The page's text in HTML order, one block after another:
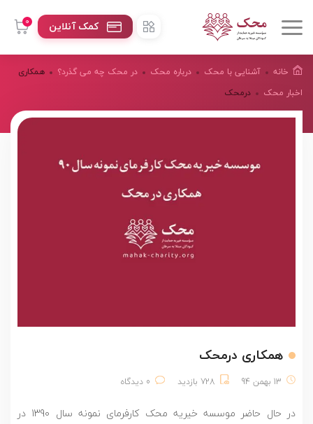
0 کمک آنلاین
خانه آشنایی با محک درباره محک
در محک چه می گذرد؟
اخبار محک
همکاری
درمحک
همکاری درمحک
13 بهمن 94 728 بازدید 0 دیدگاه
در حال حاضر موسسه خیریه محک کارفرمای نمونه سال 1390 در